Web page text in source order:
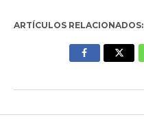
ARTÍCULOS RELACIONADOS: